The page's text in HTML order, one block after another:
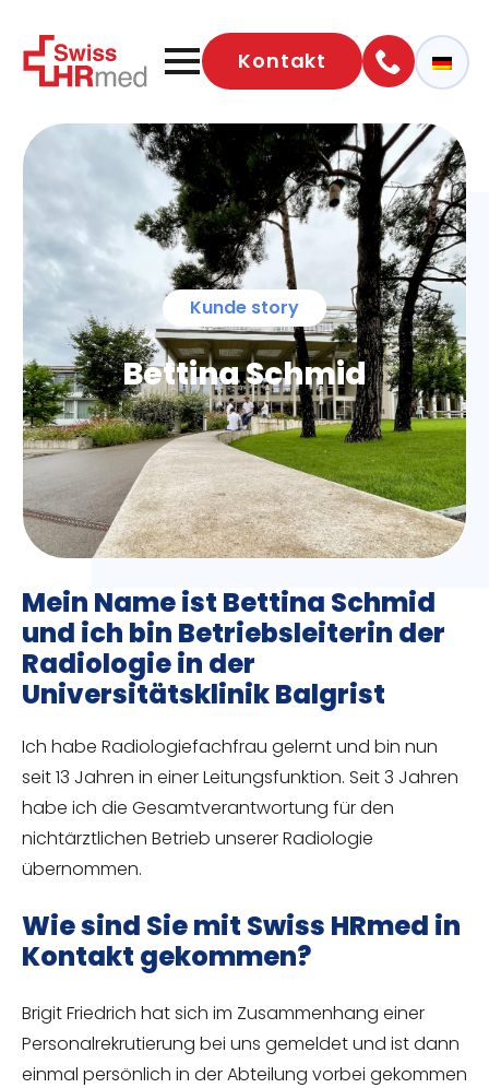
Kontakt
Kunde story
Bettina Schmid
Mein Name ist Bettina Schmid
und ich bin Betriebsleiterin der
Radiologie in der
Universitätsklinik Balgrist
Ich habe Radiologiefachfrau gelernt und bin nun
seit 13 Jahren in einer Leitungsfunktion. Seit 3 Jahren
habe ich die Gesamtverantwortung für den
nichtärztlichen Betrieb unserer Radiologie
übernommen.
Wie sind Sie mit Swiss HRmed in
Kontakt gekommen?
Brigit Friedrich hat sich im Zusammenhang einer
Personalrekrutierung bei uns gemeldet und ist dann
einmal persönlich in der Abteilung vorbei gekommen